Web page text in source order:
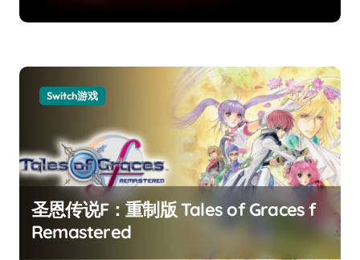
Switch游戏
圣恩传说F：重制版 Tales of Graces f
Remastered